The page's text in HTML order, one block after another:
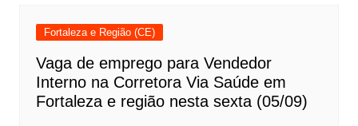
Fortaleza e Região (CE)
Vaga de emprego para Vendedor
Interno na Corretora Via Saúde em
Fortaleza e região nesta sexta (05/09)